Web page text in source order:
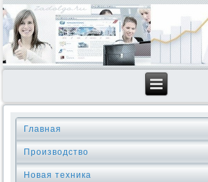
Главная
Производство
Новая техника